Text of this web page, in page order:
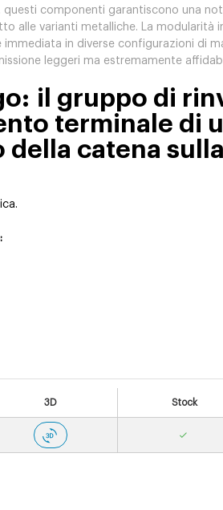
questi componenti garantiscono una
alle varianti metalliche. La
immediata in diverse configurazioni di
leggeri ma estremamente
il gruppo di
terminale di
della catena
3D Stock